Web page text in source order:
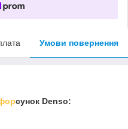
Умови повернення
сунок Denso: